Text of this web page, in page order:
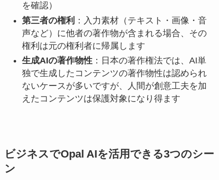
を確認）
第三者の権利 ：入力素材（テキスト・画像・音
声など）に他者の著作物が含まれる場合、その
権利は元の権利者に帰属します
生成AIの著作物性：日本の著作権法では、AI単
独で生成したコンテンツの著作物性は認められ
ないケースが多いですが、人間が創意工夫を加
えたコンテンツは保護対象になり得ます
ビジネスでOpal AIを活用できる3つのシー
ン